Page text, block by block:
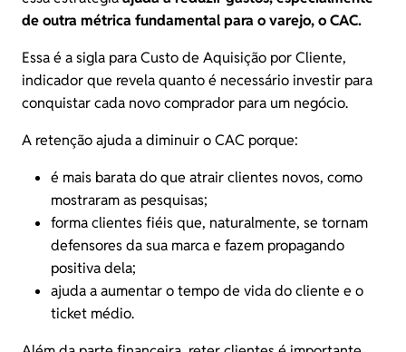
de outra métrica fundamental para o varejo, o CAC.
Essa é a sigla para Custo de Aquisição por Cliente,
indicador que revela quanto é necessário investir para
conquistar cada novo comprador para um negócio.
A retenção ajuda a diminuir o CAC porque:
é mais barata do que atrair clientes novos, como
mostraram as pesquisas;
forma clientes fiéis que, naturalmente, se tornam
defensores da sua marca e fazem propagando
positiva dela;
ajuda a aumentar o tempo de vida do cliente e o
ticket médio.